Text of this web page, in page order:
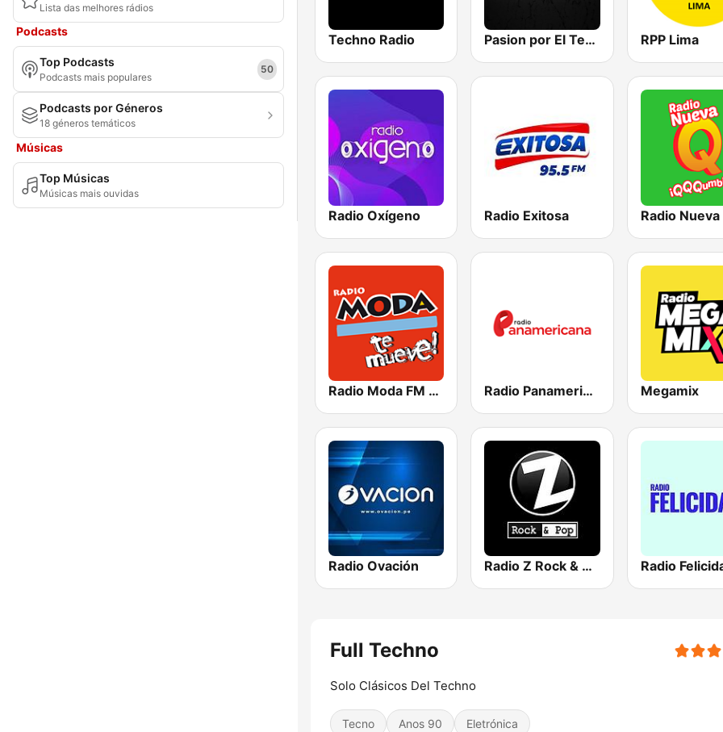
Lista das melhores rádios
Podcasts
Top Podcasts
Podcasts mais populares
50
Podcasts por Géneros
18 géneros temáticos
Músicas
Top Músicas
Músicas mais ouvidas
Techno Radio Pasion por El Techno RPP Lima
Radio Oxígeno Radio Exitosa Radio Nueva
Radio Moda FM 97.3 Radio Panamericana Megamix
Radio Ovación Radio Z Rock & Pop Radio
Full Techno
Solo Clásicos Del Techno
Tecno Anos 90 Eletrónica